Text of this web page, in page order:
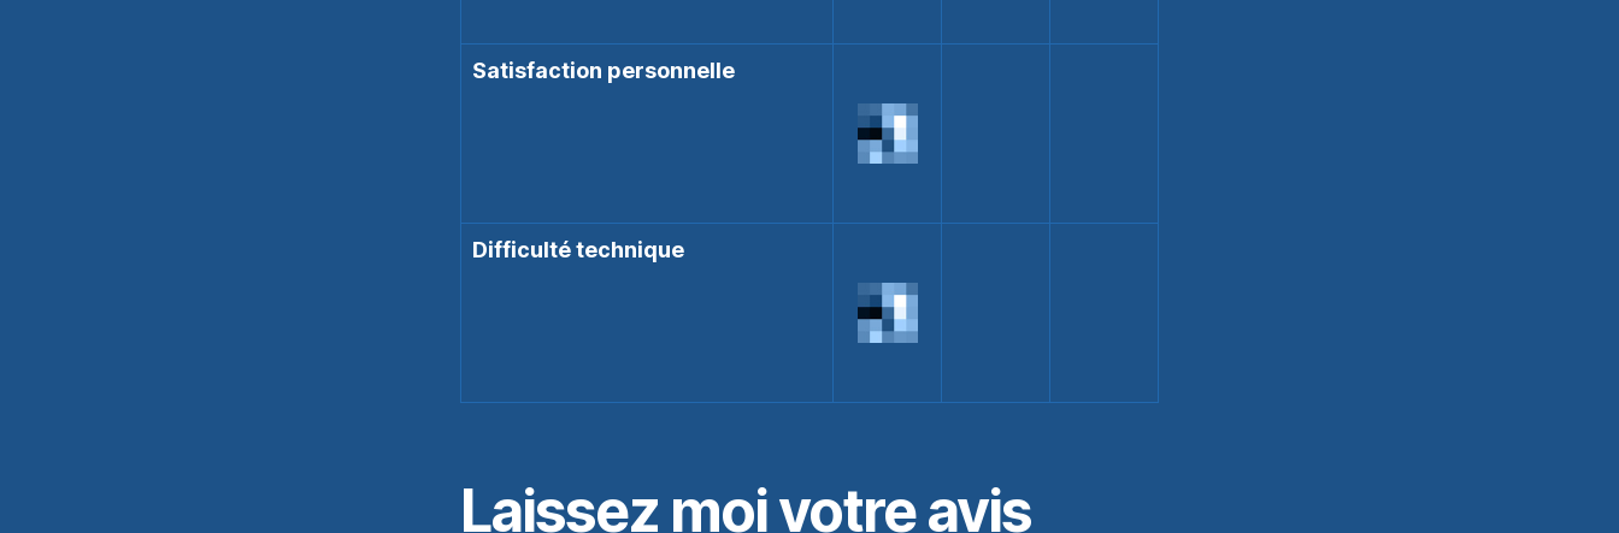
Satisfaction personnelle
Difficulté technique
Laissez moi votre avis